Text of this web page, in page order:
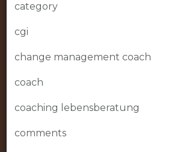
category
cgi
change management coach
coach
coaching lebensberatung
comments